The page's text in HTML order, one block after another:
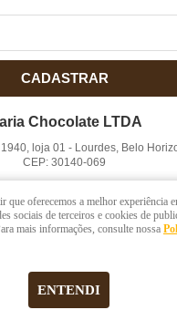
CADASTRAR
Chocolate LTDA
loja 01 - Lourdes, Belo
CEP: 30140-069
CRIADA POR
que oferecemos a melhor experiência
sociais de terceiros e cookies de
mais informações, consulte nossa
ENTENDI